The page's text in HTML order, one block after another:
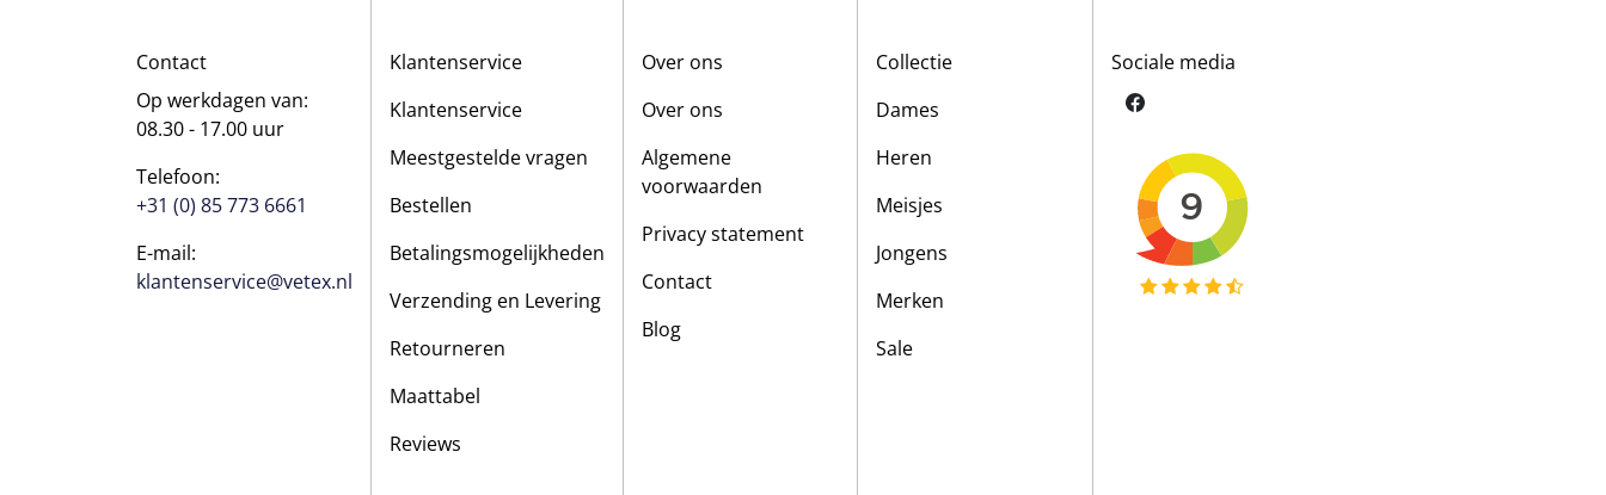
Contact
Op werkdagen van:
08.30 - 17.00 uur
Telefoon:
+31 (0) 85 773 6661
E-mail:
klantenservice@vetex.nl
Klantenservice
Klantenservice
Meestgestelde vragen
Bestellen
Betalingsmogelijkheden
Verzending en Levering
Retourneren
Maattabel
Reviews
Over ons
Over ons
Algemene
voorwaarden
Privacy statement
Contact
Blog
Collectie
Dames
Heren
Meisjes
Jongens
Merken
Sale
Sociale media